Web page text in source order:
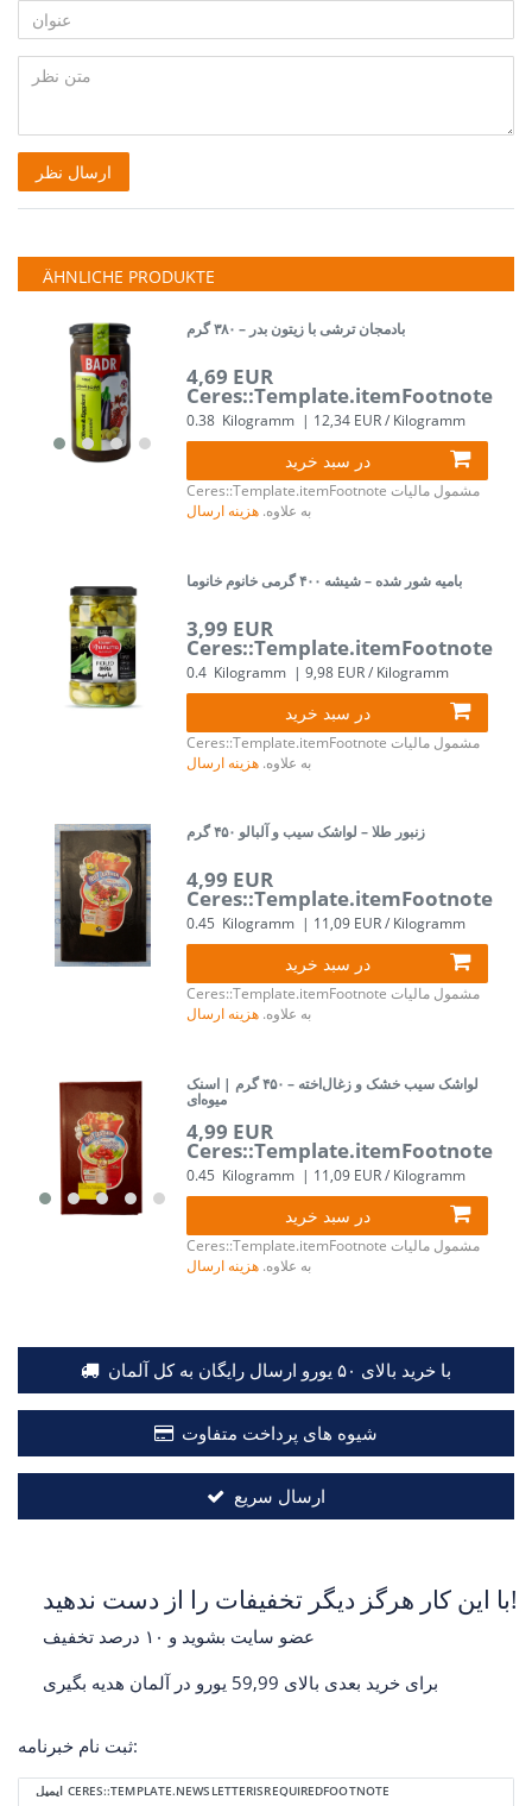
آگهی
شما
عنوان
متن
نظرارسال نظر
ÄHNLICHE PRODUKTE
بادمجان ترشی با زیتون بدر – ۳۸۰ گرم
4,69 EUR
Ceres::Template.itemFootnote
0.38 Kilogramm | 12,34 EUR / Kilogramm
در سبد خرید
Ceres::Template.itemFootnote مشمول مالیات
به علاوه. هزینه ارسال
بامیه شور شده – شیشه ۴۰۰ گرمی خانوم خانوما
3,99 EUR
Ceres::Template.itemFootnote
0.4 Kilogramm | 9,98 EUR / Kilogramm
در سبد خرید
Ceres::Template.itemFootnote مشمول مالیات
به علاوه. هزینه ارسال
زنبور طلا – لواشک سیب و آلبالو ۴۵۰ گرم
4,99 EUR
Ceres::Template.itemFootnote
0.45 Kilogramm | 11,09 EUR / Kilogramm
در سبد خرید
Ceres::Template.itemFootnote مشمول مالیات
به علاوه. هزینه ارسال
لواشک سیب خشک و زغال‌اخته – ۴۵۰ گرم | اسنک
میوه‌ای
4,99 EUR
Ceres::Template.itemFootnote
0.45 Kilogramm | 11,09 EUR / Kilogramm
در سبد خرید
Ceres::Template.itemFootnote مشمول مالیات
به علاوه. هزینه ارسال
با خرید بالای ۵۰ یورو ارسال رایگان به کل آلمان
شیوه های پرداخت متفاوت
ارسال سریع
با این کار هرگز دیگر تخفیفات را از دست ندهید!
برای خرید بعدی بالای 59,99 یورو در آلمان هدیه بگیری
ثبت نام خبرنامه:
ایمیل CERES::TEMPLATE.NEWSLETTERISREQUIREDFOOTNOTE
Ceres::Template.newsletterHoneypotLabel